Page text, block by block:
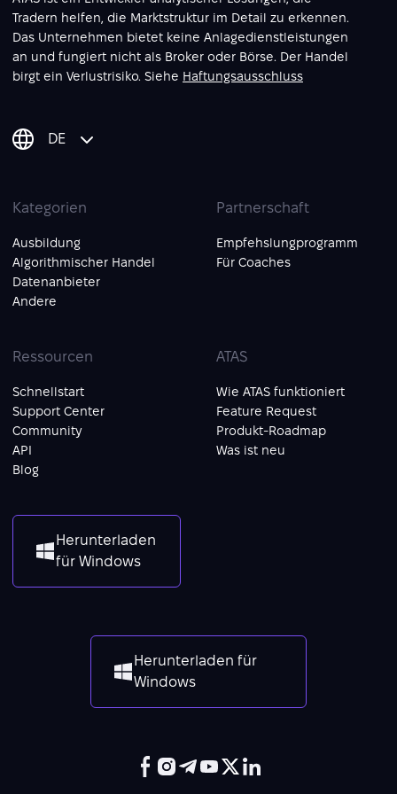
Tradern helfen, die Marktstruktur im Detail zu erkennen.
Das Unternehmen bietet keine Anlagedienstleistungen
an und fungiert nicht als Broker oder Börse. Der Handel
birgt ein Verlustrisiko. Siehe Haftungsausschluss
DE
Kategorien
Ausbildung
Algorithmischer Handel
Datenanbieter
Andere
Partnerschaft
Empfehslungprogramm
Für Coaches
Ressourcen
Schnellstart
Support Center
Community
API
Blog
ATAS
Wie ATAS funktioniert
Feature Request
Produkt-Roadmap
Was ist neu
Herunterladen
für Windows
Herunterladen für
Windows